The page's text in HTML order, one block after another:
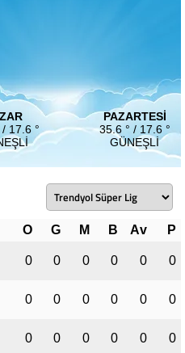
17.6 °
PAZARTESI
35.6 ° / 17.6 °
GÜNEŞLI
O G M B Av
P
0 0 0 0 0 0
0 0 0 0 0 0
0 0 0 0 0 0